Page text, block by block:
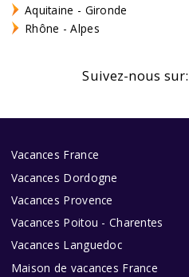
Aquitaine - Gironde
Rhône - Alpes
Suivez-nous sur:
Vacances France
Vacances Dordogne
Vacances Provence
Vacances Poitou - Charentes
Vacances Languedoc
Maison de vacances France